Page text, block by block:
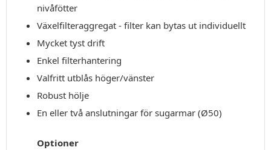
nivåfötter
Växelfilteraggregat - filter kan bytas ut individuellt
Mycket tyst drift
Enkel filterhantering
Valfritt utblås höger/vänster
Robust hölje
En eller två anslutningar för sugarmar (Ø50)
Optioner